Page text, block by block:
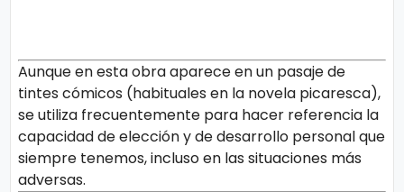
Aunque en esta obra aparece en un pasaje de
tintes cómicos (habituales en la novela picaresca),
se utiliza frecuentemente para hacer referencia la
capacidad de elección y de desarrollo personal que
siempre tenemos, incluso en las situaciones más
adversas.